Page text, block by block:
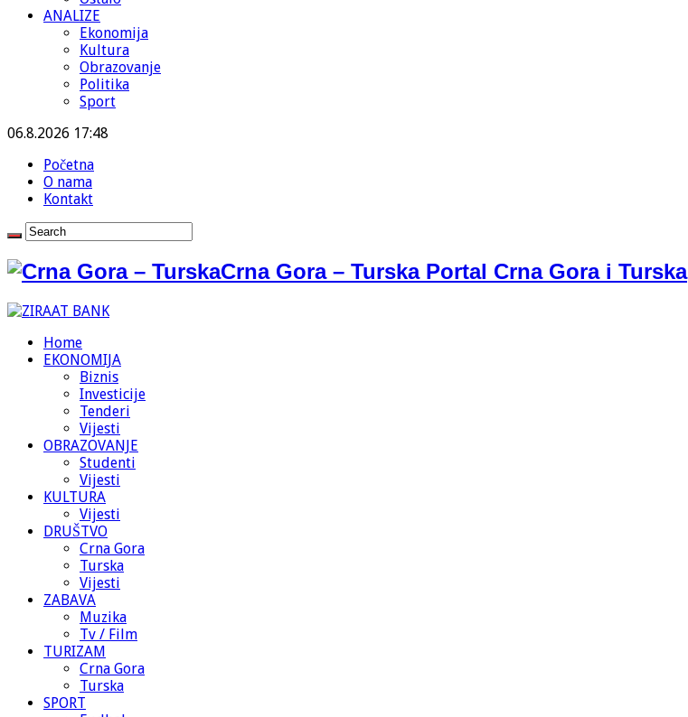
ANALIZE
Ekonomija
Kultura
Obrazovanje
Politika
Sport
06.8.2026 17:48
Početna
O nama
Kontakt
Crna Gora – Turska Portal Crna Gora i Turska
Home
EKONOMIJA
Biznis
Investicije
Tenderi
Vijesti
OBRAZOVANJE
Studenti
Vijesti
KULTURA
Vijesti
DRUŠTVO
Crna Gora
Turska
Vijesti
ZABAVA
Muzika
Tv / Film
TURIZAM
Crna Gora
Turska
SPORT